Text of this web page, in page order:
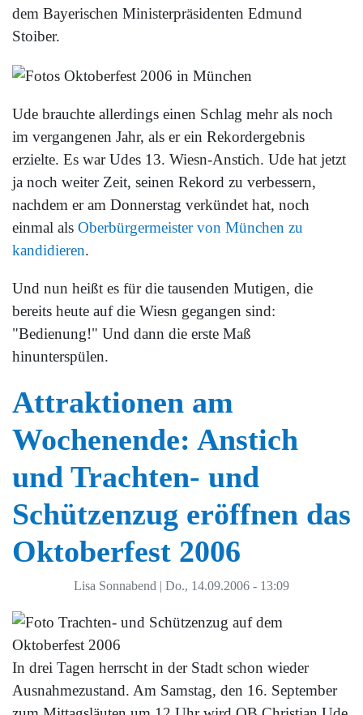
dem Bayerischen Ministerpräsidenten Edmund
Stoiber.
Ude brauchte allerdings einen Schlag mehr als noch
im vergangenen Jahr, als er ein Rekordergebnis
erzielte. Es war Udes 13. Wiesn-Anstich. Ude hat jetzt
ja noch weiter Zeit, seinen Rekord zu verbessern,
nachdem er am Donnerstag verkündet hat, noch
einmal als Oberbürgermeister von München zu
kandidieren.
Und nun heißt es für die tausenden Mutigen, die
bereits heute auf die Wiesn gegangen sind:
"Bedienung!" Und dann die erste Maß
hinunterspülen.
Attraktionen am
Wochenende: Anstich
und Trachten- und
Schützenzug eröffnen das
Oktoberfest 2006
Lisa Sonnabend | Do., 14.09.2006 - 13:09
In drei Tagen herrscht in der Stadt schon wieder
Ausnahmezustand. Am Samstag, den 16. September